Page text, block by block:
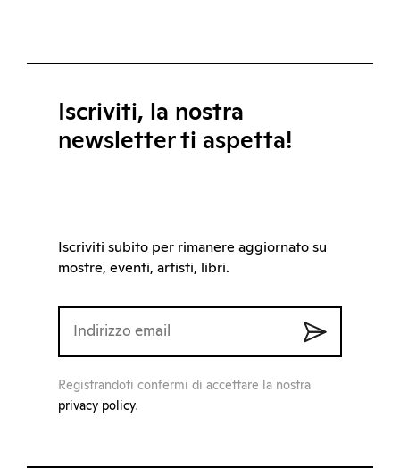
Iscriviti, la nostra
newsletter ti aspetta!
Iscriviti subito per rimanere aggiornato su
mostre, eventi, artisti, libri.
Registrandoti confermi di accettare la nostra
privacy policy.